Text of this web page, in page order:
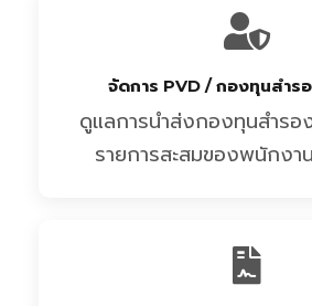
จัดการ PVD / กองทุนสำร
ดูแลการนำส่งกองทุนสำรอ
รายการสะสมของพนักงา